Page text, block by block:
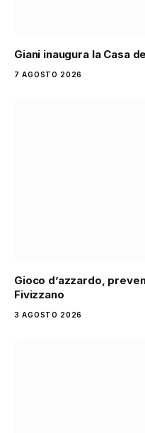
Giani inaugura la Casa
7 AGOSTO 2026
Gioco d’azzardo,
Fivizzano
3 AGOSTO 2026